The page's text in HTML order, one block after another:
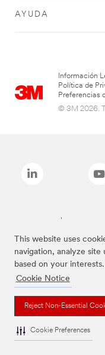
This website uses
navigation, analyze site
based on your interests.
Cookie Notice
Reject Non-Essential
Cookie Preferences
AYUDA
Información
Política de
Preferencias
© 3M 2026.
Las marcas